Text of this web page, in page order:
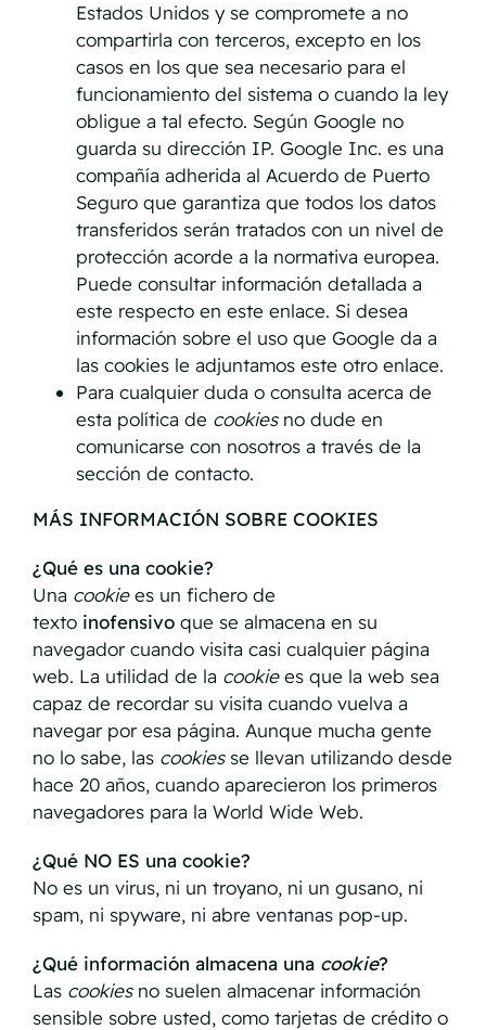
Estados Unidos y se compromete a no
compartirla con terceros, excepto en los
casos en los que sea necesario para el
funcionamiento del sistema o cuando la ley
obligue a tal efecto. Según Google no
guarda su dirección IP. Google Inc. es una
compañía adherida al Acuerdo de Puerto
Seguro que garantiza que todos los datos
transferidos serán tratados con un nivel de
protección acorde a la normativa europea.
Puede consultar información detallada a
este respecto en este enlace. Si desea
información sobre el uso que Google da a
las cookies le adjuntamos este otro enlace.
Para cualquier duda o consulta acerca de
esta política de cookiesno dude en
comunicarse con nosotros a través de la
sección de contacto.
MÁS INFORMACIÓN SOBRE COOKIES
¿Qué es una cookie?
Una cookiees un fichero de
texto inofensivoque se almacena en su
navegador cuando visita casi cualquier página
web. La utilidad de la cookiees que la web sea
capaz de recordar su visita cuando vuelva a
navegar por esa página. Aunque mucha gente
no lo sabe, las cookiesse llevan utilizando desde
hace 20 años, cuando aparecieron los primeros
navegadores para la World Wide Web.
¿Qué NO ES una cookie?
No es un virus, ni un troyano, ni un gusano, ni
spam, ni spyware, ni abre ventanas pop-up.
¿Qué información almacena una cookie?
Las cookiesno suelen almacenar información
sensible sobre usted, como tarjetas de crédito o